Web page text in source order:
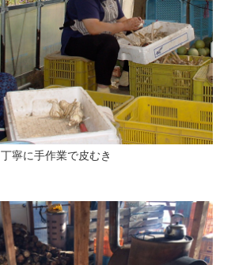
丁寧に手作業で皮むき